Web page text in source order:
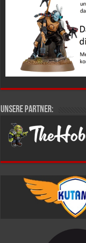
Unsere Partner: